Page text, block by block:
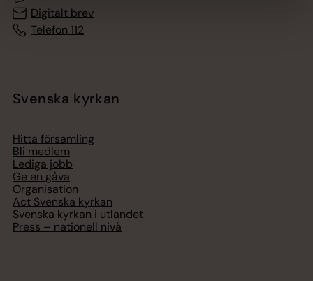
Digitalt brev
Telefon 112
Svenska kyrkan
Hitta församling
Bli medlem
Lediga jobb
Ge en gåva
Organisation
Act Svenska kyrkan
Svenska kyrkan i utlandet
Press – nationell nivå